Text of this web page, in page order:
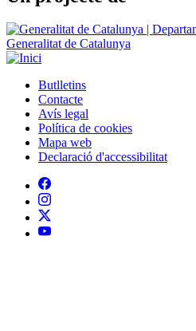
Peu
Butlletins
Contacte
Avís legal
Política de cookies
Mapa web
Declaració d'accessibilitat